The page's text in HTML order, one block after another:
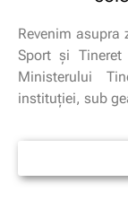
Revenim asupra
Sport şi
Ministerului
instituției, sub